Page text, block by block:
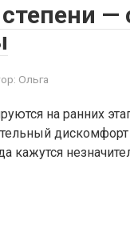
Ольга
на ранних
кажутся